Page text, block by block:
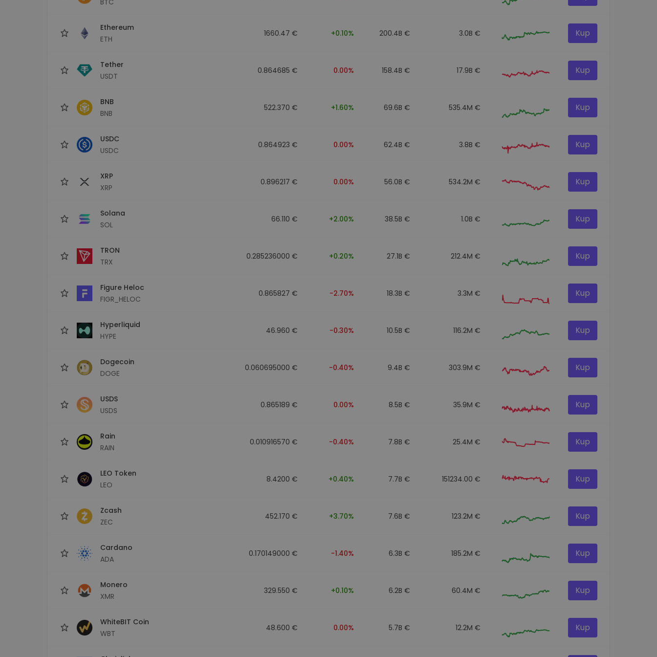
Ethereum
ETH
1660.47 € +0.10% 200.4B € 3.0B € Kup
Tether
USDT
0.864685 € 0.00% 158.4B € 17.9B € Kup
BNB
BNB
522.370 € +1.60% 69.6B € 535.4M € Kup
USDC
USDC
0.864923 € 0.00% 62.4B € 3.8B € Kup
XRP
XRP
0.896217 € 0.00% 56.0B € 534.2M € Kup
Solana
SOL
66.110 € +2.00% 38.5B € 1.0B € Kup
TRON
TRX
0.285236000 € +0.20% 27.1B € 212.4M € Kup
Figure Heloc
FIGR_HELOC
0.865827 € -2.70% 18.3B € 3.3M € Kup
Hyperliquid
HYPE
46.960 € -0.30% 10.5B € 116.2M € Kup
Dogecoin
DOGE
0.060695000 € -0.40% 9.4B € 303.9M € Kup
USDS
USDS
0.865189 € 0.00% 8.5B € 35.9M € Kup
Rain
RAIN
0.010916570 € -0.40% 7.8B € 25.4M € Kup
LEO Token
LEO
8.4200 € +0.40% 7.7B € 151234.00 € Kup
Zcash
ZEC
452.170 € +3.70% 7.6B € 123.2M € Kup
Cardano
ADA
0.170149000 € -1.40% 6.3B € 185.2M € Kup
Monero
XMR
329.550 € +0.10% 6.2B € 60.4M € Kup
WhiteBIT Coin
WBT
48.600 € 0.00% 5.7B € 12.2M € Kup